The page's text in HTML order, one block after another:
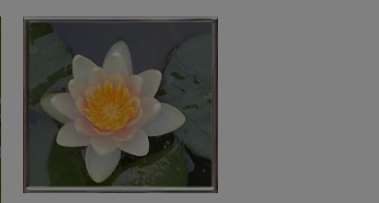
Aggiungi
alla lista
dei
desideri